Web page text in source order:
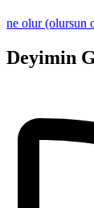
ne olur (olursun
Deyimin